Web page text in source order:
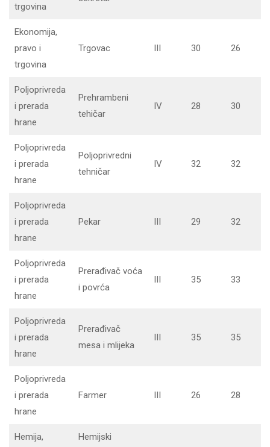
trgovina
Ekonomija,
pravo i
trgovina
Trgovac III 30 26
Poljoprivreda
i prerada
hrane
Prehrambeni
tehičar
IV 28 30
Poljoprivreda
i prerada
hrane
Poljoprivredni
tehničar
IV 32 32
Poljoprivreda
i prerada
hrane
Pekar III 29 32
Poljoprivreda
i prerada
hrane
Prerađivač voća
i povrća
III 35 33
Poljoprivreda
i prerada
hrane
Prerađivač
mesa i mlijeka
III 35 35
Poljoprivreda
i prerada
hrane
Farmer III 26 28
Hemija,
Hemijski